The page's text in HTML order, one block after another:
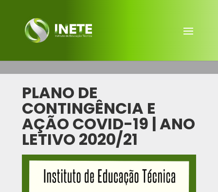
PLANO DE
CONTINGÊNCIA E
AÇÃO COVID-19 | ANO
LETIVO 2020/21